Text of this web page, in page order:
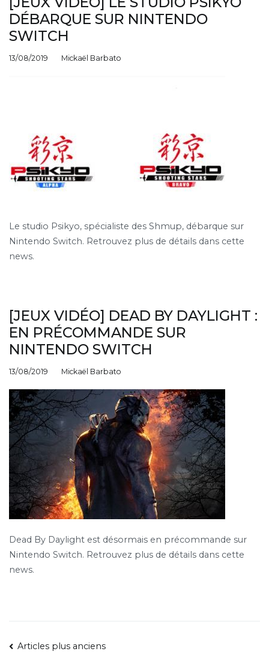
DÉBARQUE SUR NINTENDO
SWITCH
13/08/2019 Mickaël Barbato
Le studio Psikyo, spécialiste des Shmup, débarque sur
Nintendo Switch. Retrouvez plus de détails dans cette
news.
[JEUX VIDÉO] DEAD BY DAYLIGHT :
EN PRÉCOMMANDE SUR
NINTENDO SWITCH
13/08/2019 Mickaël Barbato
Dead By Daylight est désormais en précommande sur
Nintendo Switch. Retrouvez plus de détails dans cette
news.
NAVIGATION
Articles plus anciens